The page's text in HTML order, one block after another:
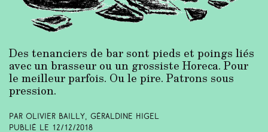
Des tenanciers de bar sont pieds et poings liés
avec un brasseur ou un grossiste Horeca. Pour
le meilleur parfois. Ou le pire. Patrons sous
pression.
Par Olivier Bailly, Géraldine Higel
Publié le 12/12/2018